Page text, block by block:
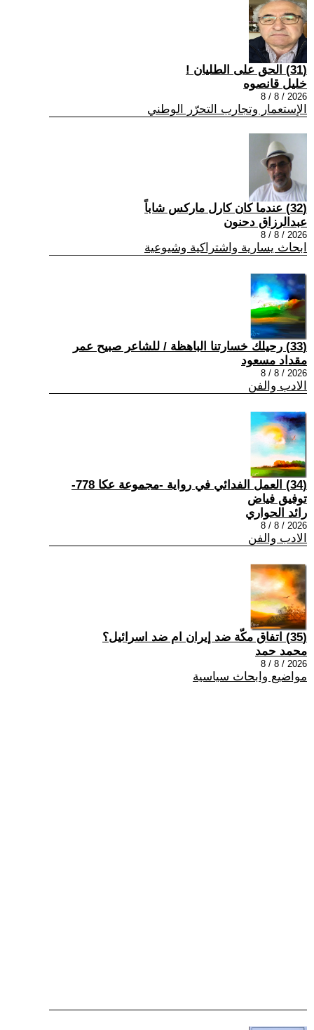
(31) الحق على الطليان !
خليل قانصوه
2026 / 8 / 8
الإستعمار وتجارب التحرّر الوطني
(32) عندما كان كارل ماركس شاباً
عبدالرزاق دحنون
2026 / 8 / 8
ابحاث يسارية واشتراكية وشيوعية
(33) رحيلك خسارتنا الباهظة / للشاعر صبيح عمر
مقداد مسعود
2026 / 8 / 8
الادب والفن
(34) العمل الفدائي في رواية -مجموعة عكا 778-
توفيق فياض
رائد الحواري
2026 / 8 / 8
الادب والفن
(35) اتفاق مكّة ضد إيران ام ضد اسرائيل؟
محمد حمد
2026 / 8 / 8
مواضيع وابحاث سياسية